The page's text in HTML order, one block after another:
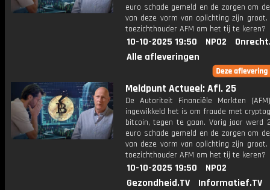
euro schade gemeld en de zorgen om
van deze vorm van oplichting zijn
toezichthouder AFM om het tij te keren?
10-10-2025 19:50 NPO2
Alle afleveringen
Meldpunt Actueel: Afl. 25
De Autoriteit Financiële Markten
ingewikkeld het is om fraude met
bitcoin, tegen te gaan. Vorig jaar werd
euro schade gemeld en de zorgen om
van deze vorm van oplichting zijn
toezichthouder AFM om het tij te keren?
10-10-2025 19:50
NPO2
Gezondheid.TV
Informatief.TV